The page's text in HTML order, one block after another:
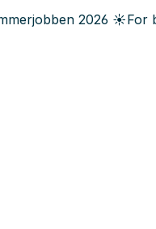
2026 ☀️For